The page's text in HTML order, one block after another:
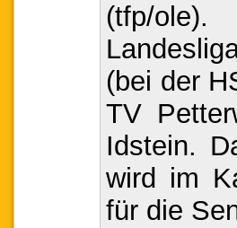
(tfp/
(bei der
TV
Idstein.
wird im
für die